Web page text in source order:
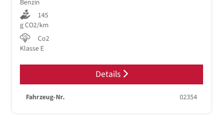
Benzin
145
g CO2/km
Co2
Klasse E
Details
Fahrzeug-Nr. 02354